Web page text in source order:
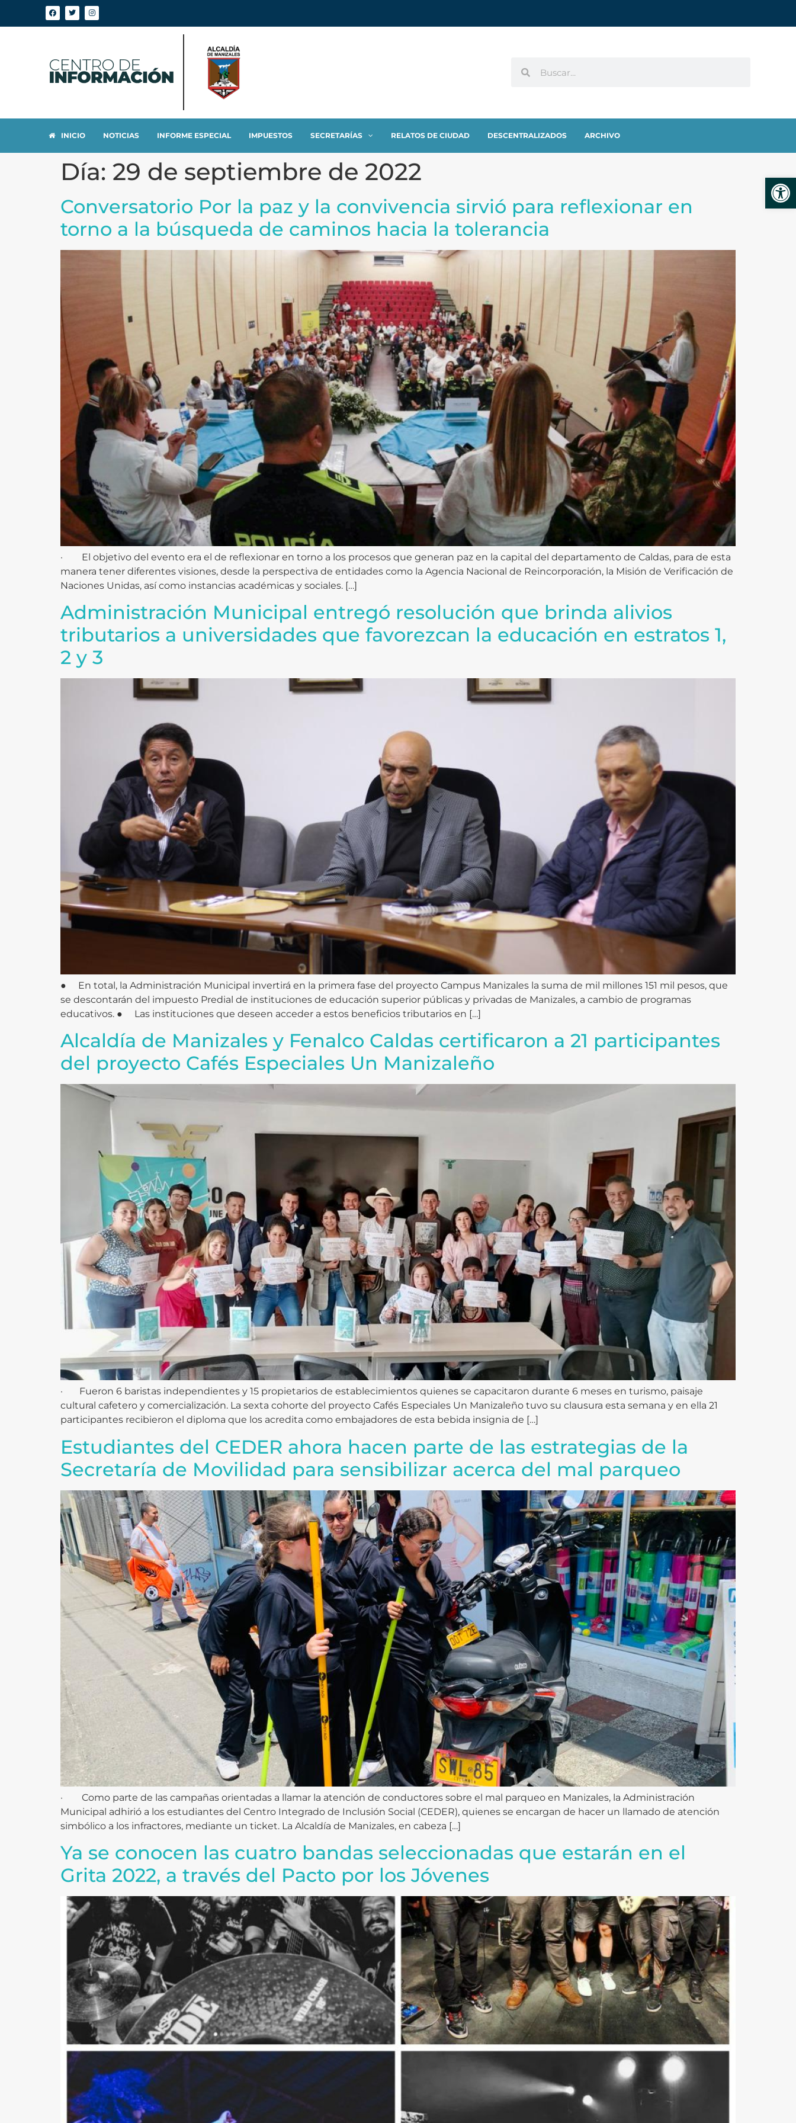
INICIO NOTICIAS INFORME ESPECIAL IMPUESTOS SECRETARÍAS RELATOS DE CIUDAD DESCENTRALIZADOS ARCHIVO
Día: 29 de septiembre de 2022
Conversatorio Por la paz y la convivencia sirvió para reflexionar en
torno a la búsqueda de caminos hacia la tolerancia
· El objetivo del evento era el de reflexionar en torno a los procesos que generan paz en la capital del departamento de Caldas, para de esta
manera tener diferentes visiones, desde la perspectiva de entidades como la Agencia Nacional de Reincorporación, la Misión de Verificación de
Naciones Unidas, así como instancias académicas y sociales. […]
Administración Municipal entregó resolución que brinda alivios
tributarios a universidades que favorezcan la educación en estratos 1,
2 y 3
● En total, la Administración Municipal invertirá en la primera fase del proyecto Campus Manizales la suma de mil millones 151 mil pesos, que
se descontarán del impuesto Predial de instituciones de educación superior públicas y privadas de Manizales, a cambio de programas
educativos. ● Las instituciones que deseen acceder a estos beneficios tributarios en […]
Alcaldía de Manizales y Fenalco Caldas certificaron a 21 participantes
del proyecto Cafés Especiales Un Manizaleño
· Fueron 6 baristas independientes y 15 propietarios de establecimientos quienes se capacitaron durante 6 meses en turismo, paisaje
cultural cafetero y comercialización. La sexta cohorte del proyecto Cafés Especiales Un Manizaleño tuvo su clausura esta semana y en ella 21
participantes recibieron el diploma que los acredita como embajadores de esta bebida insignia de […]
Estudiantes del CEDER ahora hacen parte de las estrategias de la
Secretaría de Movilidad para sensibilizar acerca del mal parqueo
· Como parte de las campañas orientadas a llamar la atención de conductores sobre el mal parqueo en Manizales, la Administración
Municipal adhirió a los estudiantes del Centro Integrado de Inclusión Social (CEDER), quienes se encargan de hacer un llamado de atención
simbólico a los infractores, mediante un ticket. La Alcaldía de Manizales, en cabeza […]
Ya se conocen las cuatro bandas seleccionadas que estarán en el
Grita 2022, a través del Pacto por los Jóvenes